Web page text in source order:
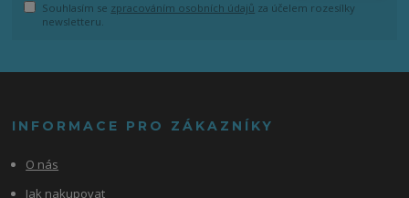
Souhlasím se zpracováním osobních údajů za účelem rozesílky
newsletteru.
INFORMACE PRO ZÁKAZNÍKY
O nás
Jak nakupovat